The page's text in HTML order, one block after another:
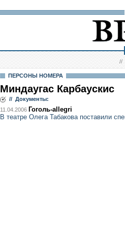
//
ПЕРСОНЫ НОМЕРА
Миндаугас Карбаускис
// Документы:
11.04.2006 Гоголь-allegri
В театре Олега Табакова поставили